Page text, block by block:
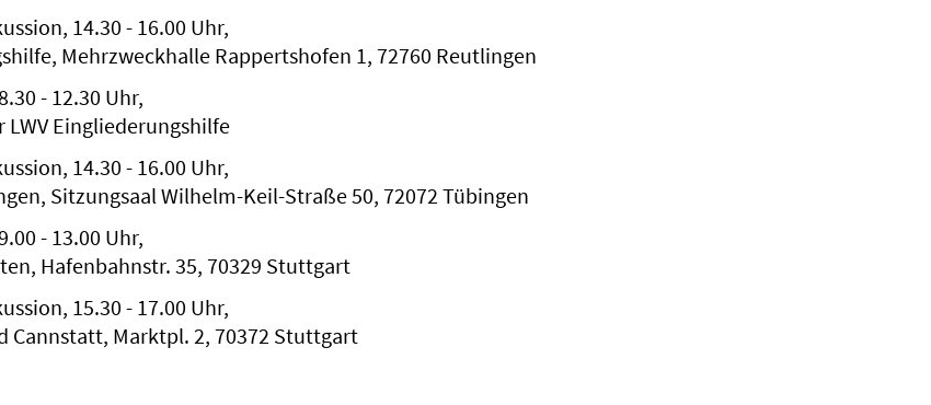
14.30 - 16.00 Uhr,
Mehrzweckhalle Rappertshofen 1, 72760 Reutlingen
- 12.30 Uhr,
LWV Eingliederungshilfe
14.30 - 16.00 Uhr,
Sitzungsaal Wilhelm-Keil-Straße 50, 72072 Tübingen
- 13.00 Uhr,
Hafenbahnstr. 35, 70329 Stuttgart
15.30 - 17.00 Uhr,
Cannstatt, Marktpl. 2, 70372 Stuttgart